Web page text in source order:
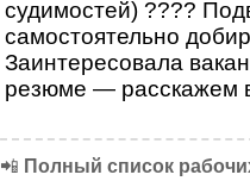
судимостей) ????
самостоятельно
Заинтересовала
резюме — расскажем
📲 Полный список